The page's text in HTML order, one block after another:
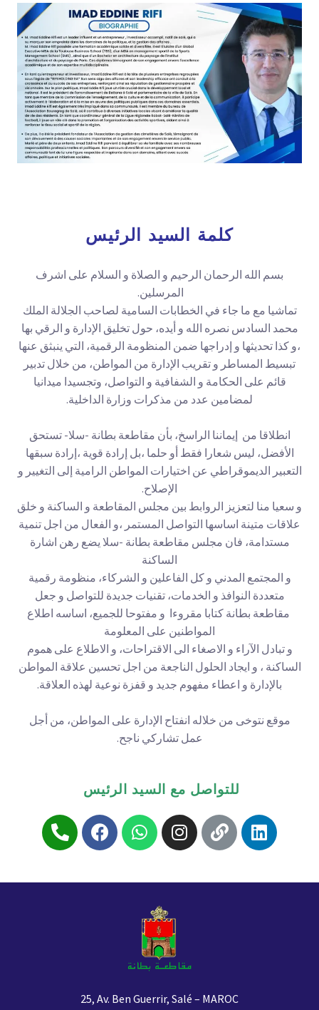
كلمة السيد الرئيس
بسم الله الرحمان الرحيم و الصلاة و السلام على اشرف
المرسلين.
تماشيا مع ما جاء في الخطابات السامية لصاحب الجلالة الملك
محمد السادس نصره الله و أيده، حول تخليق الإدارة و الرقي بها
،و كذا تحديثها و إدراجها ضمن المنظومة الرقمية، التي ينبثق عنها
تبسيط المساطر و تقريب الإدارة من المواطن، من خلال تدبير
قائم على الحكامة و الشفافية و التواصل، وتجسيدا ميدانيا
لمضامين عدد من مذكرات وزارة الداخلية.
انطلاقا من إيماننا الراسخ، بأن مقاطعة بطانة -سلا- تستحق
الأفضل، ليس شعارا فقط أو حلما ،بل إرادة قوية ،إرادة سبقها
التعبير الديموقراطي عن اختيارات المواطن الرامية إلى التغيير و
الإصلاح.
و سعيا منا لتعزيز الروابط بين مجلس المقاطعة و الساكنة و خلق
علاقات متينة اساسها التواصل المستمر ،و الفعال من اجل تنمية
مستدامة، فان مجلس مقاطعة بطانة -سلا يضع رهن اشارة
الساكنة
و المجتمع المدني و كل الفاعلين و الشركاء، منظومة رقمية
متعددة النوافذ و الخدمات، تقنيات جديدة للتواصل و جعل
مقاطعة بطانة كتابا مقروءا و مفتوحا للجميع، اساسه اطلاع
المواطنين على المعلومة
و تبادل الآراء و الاصغاء الى الاقتراحات، و الاطلاع على هموم
الساكنة ، و ايجاد الحلول الناجعة من اجل تحسين علاقة المواطن
بالإدارة و اعطاء مفهوم جديد و قفزة نوعية لهذه العلاقة.
موقع نتوخى من خلاله انفتاح الإدارة على المواطن، من أجل
عمل تشاركي ناجح.
للتواصل مع السيد الرئيس
25, Av. Ben Guerrir, Salé – MAROC